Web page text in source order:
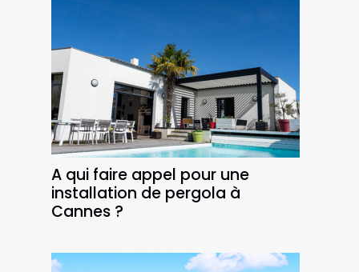
A qui faire appel pour une
installation de pergola à
Cannes ?